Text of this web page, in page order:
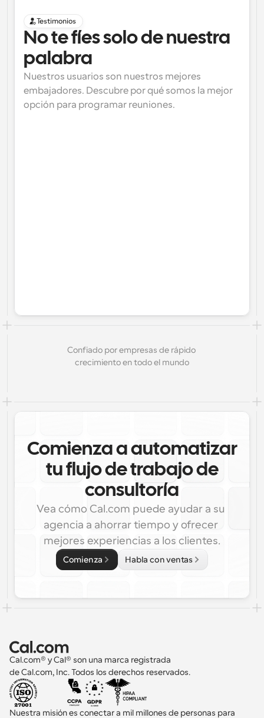
Testimonios
No te fíes solo de nuestra
palabra
Nuestros usuarios son nuestros mejores
embajadores. Descubre por qué somos la mejor
opción para programar reuniones.
Confiado por empresas de rápido
crecimiento en todo el mundo
Comienza a automatizar
tu flujo de trabajo de
consultoría
Vea cómo Cal.com puede ayudar a su
agencia a ahorrar tiempo y ofrecer
mejores experiencias a los clientes.
Comienza Habla con ventas
Cal.com® y Cal® son una marca registrada
de Cal.com, Inc. Todos los derechos reservados.
Nuestra misión es conectar a mil millones de personas para